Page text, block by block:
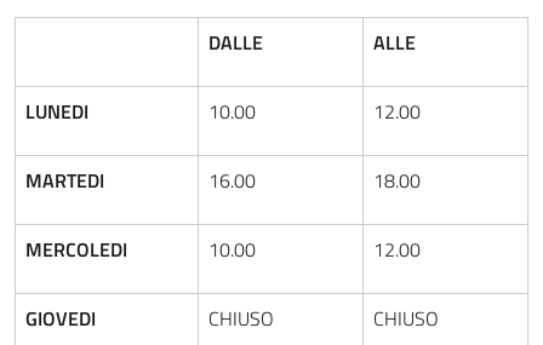
DALLE ALLE
LUNEDI 10.00 12.00
MARTEDI 16.00 18.00
MERCOLEDI 10.00 12.00
GIOVEDI CHIUSO CHIUSO